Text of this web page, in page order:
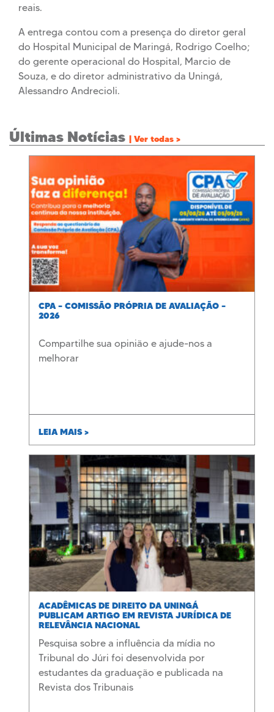
reais.
A entrega contou com a presença do diretor geral
do Hospital Municipal de Maringá, Rodrigo Coelho;
do gerente operacional do Hospital, Marcio de
Souza, e do diretor administrativo da Uningá,
Alessandro Andrecioli.
Últimas Notícias | Ver todas >
CPA – COMISSÃO PRÓPRIA DE AVALIAÇÃO –
2026
Compartilhe sua opinião e ajude-nos a
melhorar
LEIA MAIS >
ACADÊMICAS DE DIREITO DA UNINGÁ
PUBLICAM ARTIGO EM REVISTA JURÍDICA DE
RELEVÂNCIA NACIONAL
Pesquisa sobre a influência da mídia no
Tribunal do Júri foi desenvolvida por
estudantes da graduação e publicada na
Revista dos Tribunais